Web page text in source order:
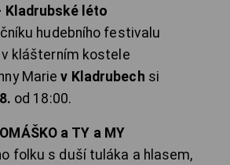
Kladrubské léto
hudebního festivalu
klášterním kostele
Mariev Kladrubech si
od 18:00.
a TY a MY
folku s duší tuláka a hlasem,